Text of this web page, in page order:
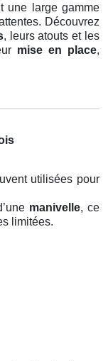
une large gamme
Découvrez
, leurs atouts et les
mise en place,
utilisées pour
manivelle, ce
limitées.